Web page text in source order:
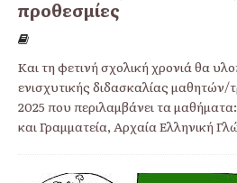
προθεσμίες
Και τη φετινή σχολική χρονιά θα
ενισχυτικής διδασκαλίας μαθητών/
2025 που περιλαμβάνει τα
και Γραμματεία, Αρχαία Ελληνική